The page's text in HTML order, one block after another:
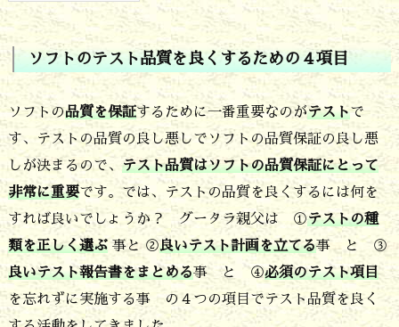
1.
フ
ト
の
テ
ス
ト
品
質
ソフトのテスト品質を良くするための４項目
ソフトの品質を保証するために一番重要なのがテストで
す、テストの品質の良し悪しでソフトの品質保証の良し悪
しが決まるので、 テスト品質はソフトの品質保証にとって
非常に重要です。では、テストの品質を良くするには何を
すれば良いでしょうか？ グータラ親父は ①テストの種
類を正しく選ぶ 事と ②良いテスト計画を立てる事 と ③
良いテスト報告書をまとめる事 と ④必須のテスト項目
を忘れずに実施する事 の４つの項目でテスト品質を良く